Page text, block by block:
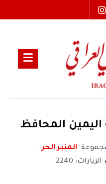
المحافظ
المنبر الحر
الزيارات: 2240